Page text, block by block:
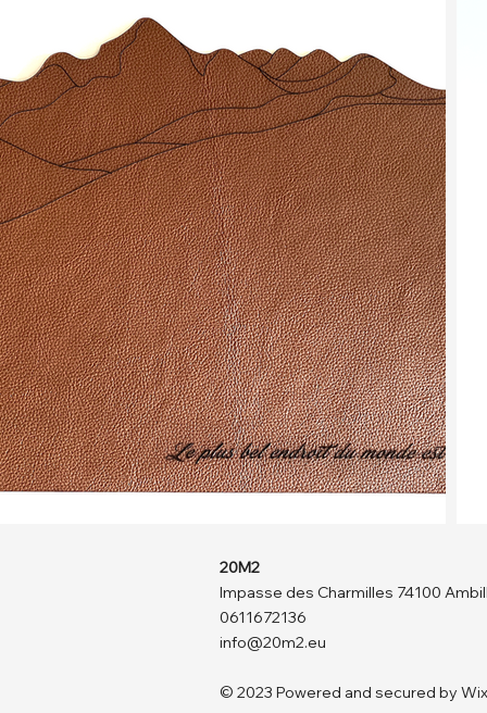
20M2
Impasse des Charmilles 74100
0611672136
info@20m2.eu
© 2023 Powered and secured by Wix